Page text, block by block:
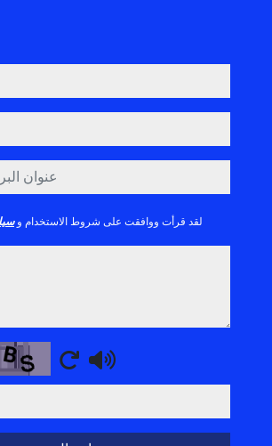
عنوان
لقد قرأت ووافقت على شروط الاستخدام و